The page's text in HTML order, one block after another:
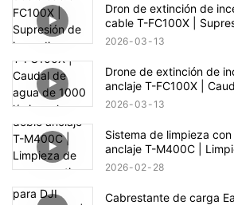
Dron de extinción de
cable T-FC100X |
edificios de gran altura
2026 03 13
Drone de extinción de
anclaje T-FC100X |
l/min y alcance de 100
2026 03 13
Sistema de limpieza
anclaje T-M400C |
de vidrio en plazas
2026 02 28
Cabrestante de carga